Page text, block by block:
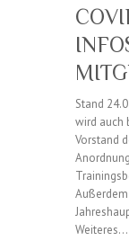
Stand
wird auch
Vorstand
Weiteres…